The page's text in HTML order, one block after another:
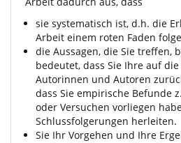
sie systematisch ist, d.h. die
Arbeit einem roten Faden
die Aussagen, die Sie treffen,
bedeutet, dass Sie Ihre auf
Autorinnen und Autoren
dass Sie empirische Befunde
oder Versuchen vorliegen
Schlussfolgerungen herleiten.
Sie Ihr Vorgehen und Ihre